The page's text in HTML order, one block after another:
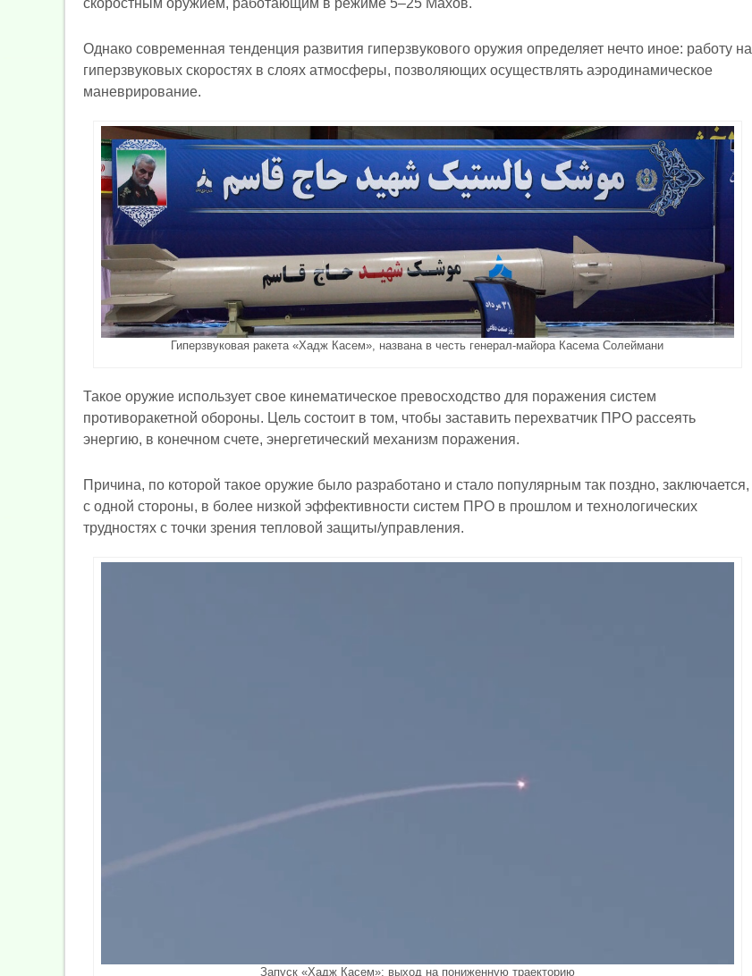
скоростным оружием, работающим в режиме 5–25 Махов.
Однако современная тенденция развития гиперзвукового оружия определяет нечто иное: работу на
гиперзвуковых скоростях в слоях атмосферы, позволяющих осуществлять аэродинамическое
маневрирование.
Гиперзвуковая ракета «Хадж Касем», названа в честь генерал-майора Касема Солеймани
Такое оружие использует свое кинематическое превосходство для поражения систем
противоракетной обороны. Цель состоит в том, чтобы заставить перехватчик ПРО рассеять
энергию, в конечном счете, энергетический механизм поражения.
Причина, по которой такое оружие было разработано и стало популярным так поздно, заключается,
с одной стороны, в более низкой эффективности систем ПРО в прошлом и технологических
трудностях с точки зрения тепловой защиты/управления.
Запуск «Хадж Касем»: выход на пониженную траекторию